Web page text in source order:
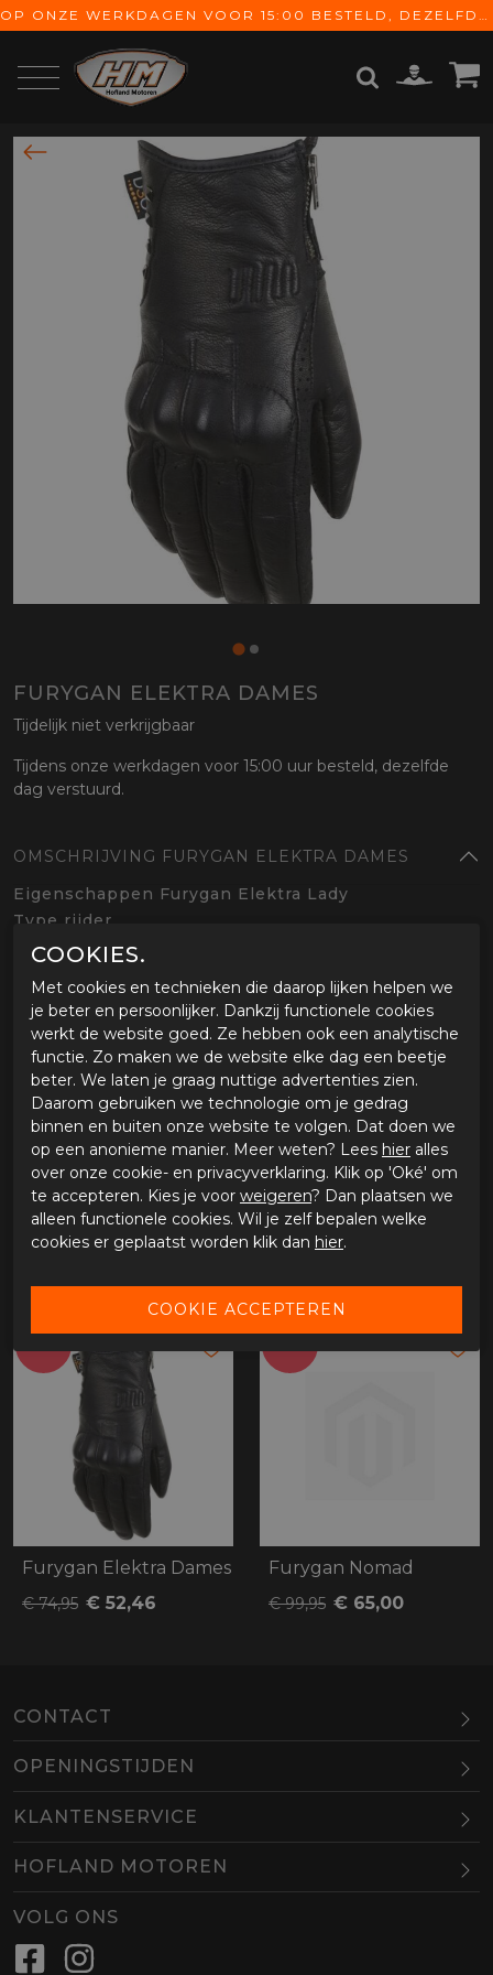
OP ONZE WERKDAGEN VOOR 15:00 BESTELD, DEZELFDE DAG VERZONDEN! GRATIS VERZENDING VANAF € 65,-
FURYGAN ELEKTRA DAMES
Tijdelijk niet verkrijgbaar
Tijdens onze werkdagen voor 15:00 uur besteld, dezelfde
dag verstuurd.
OMSCHRIJVING FURYGAN ELEKTRA DAMES
Eigenschappen Furygan Elektra Lady
Type rijder
Lederen handschoen voor dames
Eigenschappen
Geitenleder
D30 versteviging op het handpalmgebied
Ergonomische gevormde knokkelbescherming
Ritssluiting aan het eind
Verstelbaar op de pols
Optioneel
Beschikbaar in de maten XS t/m XL
Furygan Elektra Dames
€ 74,95 € 52,46
Furygan Nomad
€ 99,95 € 65,00
CONTACT
BEL EMAIL
OPENINGSTIJDEN
Maandag
Dinsdag
10.00-18.00
Woensdag
Donderdag
Vrijdag
KLANTENSERVICE
HOFLAND MOTOREN
VOLG ONS
COOKIES.
Met cookies en technieken die daarop lijken helpen we
je beter en persoonlijker. Dankzij functionele cookies
werkt de website goed. Ze hebben ook een analytische
functie. Zo maken we de website elke dag een beetje
beter. We laten je graag nuttige advertenties zien.
Daarom gebruiken we technologie om je gedrag
binnen en buiten onze website te volgen. Dat doen we
op een anonieme manier. Meer weten? Lees hier alles
over onze cookie- en privacyverklaring. Klik op 'Oké' om
te accepteren. Kies je voor weigeren? Dan plaatsen we
alleen functionele cookies. Wil je zelf bepalen welke
cookies er geplaatst worden klik dan hier.